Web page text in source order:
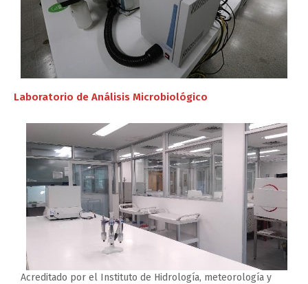
Laboratorio de Análisis Microbiológico
Acreditado por el Instituto de Hidrología, meteorología y